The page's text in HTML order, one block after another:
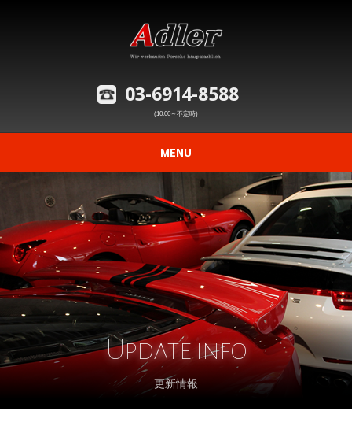
03-6914-8588
(10:00～不定時)
MENU
在庫車情報
修理事例の紹介
愛車の買取査定
購入から納車までの流れUpdate info
更新情報